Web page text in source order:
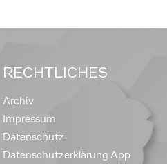
RECHTLICHES
Archiv
Impressum
Datenschutz
Datenschutzerklärung App